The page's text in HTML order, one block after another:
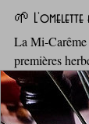
🌱 L’omelette
La
premières